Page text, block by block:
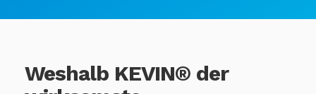
Weshalb KEVIN® der